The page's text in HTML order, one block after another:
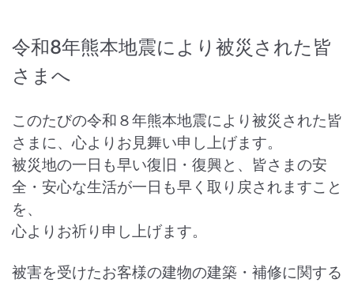
令和8年熊本地震により被災された皆
さまへ
このたびの令和８年熊本地震により被災された皆
さまに、心よりお見舞い申し上げます。
被災地の一日も早い復旧・復興と、皆さまの安
全・安心な生活が一日も早く取り戻されますこと
を、
心よりお祈り申し上げます。
被害を受けたお客様の建物の建築・補修に関する